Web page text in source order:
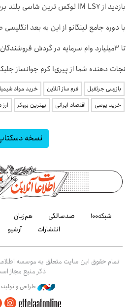
بازدید از IM LS7 لوکس ترین شاسی بلند برقی ایران در باشگاه انقلاب
با دوره جامع لینگانو از این به بعد
تا 3میلیارد وام سرمایه در گردش فروشندگان => فروشگاهت رو ثبت کن
نجات دهنده شما از پیری! کرم جوانساز
بازرسی جرثقیل فرم ساز آنلاین خرید مواد
خرید یوسی
اقتصاد ایرانی بهترین بروکر
نسخه
شبکه۱۰۰ صدسالگی هم‌زبان
انتشارات
آرشیو
تمام حقوق این سایت متعلق به موسسه
ذکر منبع مجاز
طراحی و